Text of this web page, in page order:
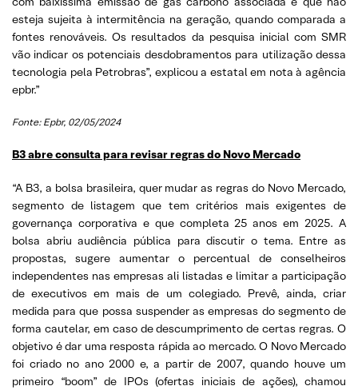
esteja sujeita à intermitência na geração, quando comparada a
fontes renováveis. Os resultados da pesquisa inicial com SMR
vão indicar os potenciais desdobramentos para utilização dessa
tecnologia pela Petrobras”, explicou a estatal em nota à agência
epbr.”
Fonte: Epbr, 02/05/2024
B3 abre consulta para revisar regras do Novo Mercado
“A B3, a bolsa brasileira, quer mudar as regras do Novo Mercado,
segmento de listagem que tem critérios mais exigentes de
governança corporativa e que completa 25 anos em 2025. A
bolsa abriu audiência pública para discutir o tema. Entre as
propostas, sugere aumentar o percentual de conselheiros
independentes nas empresas ali listadas e limitar a participação
de executivos em mais de um colegiado. Prevê, ainda, criar
medida para que possa suspender as empresas do segmento de
forma cautelar, em caso de descumprimento de certas regras. O
objetivo é dar uma resposta rápida ao mercado. O Novo Mercado
foi criado no ano 2000 e, a partir de 2007, quando houve um
primeiro “boom” de IPOs (ofertas iniciais de ações), chamou